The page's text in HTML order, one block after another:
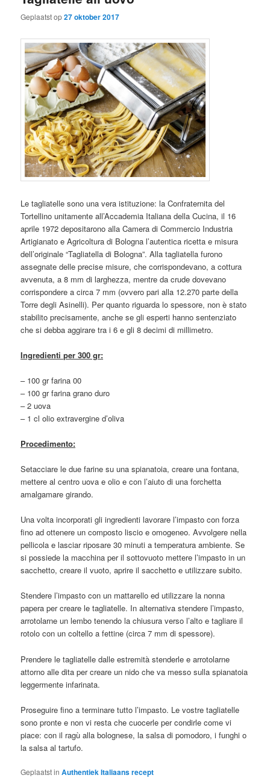
Geplaatst op27 oktober 2017
Le tagliatelle sono una vera istituzione: la Confraternita del
Tortellino unitamente all’Accademia Italiana della Cucina, il 16
aprile 1972 depositarono alla Camera di Commercio Industria
Artigianato e Agricoltura di Bologna l’autentica ricetta e misura
dell’originale “Tagliatella di Bologna”. Alla tagliatella furono
assegnate delle precise misure, che corrispondevano, a cottura
avvenuta, a 8 mm di larghezza, mentre da crude dovevano
corrispondere a circa 7 mm (ovvero pari alla 12.270 parte della
Torre degli Asinelli). Per quanto riguarda lo spessore, non è stato
stabilito precisamente, anche se gli esperti hanno sentenziato
che si debba aggirare tra i 6 e gli 8 decimi di millimetro.
Ingredienti per 300 gr:
– 100 gr farina 00
– 100 gr farina grano duro
– 2 uova
– 1 cl olio extravergine d’oliva
Procedimento:
Setacciare le due farine su una spianatoia, creare una fontana,
mettere al centro uova e olio e con l’aiuto di una forchetta
amalgamare girando.
Una volta incorporati gli ingredienti lavorare l’impasto con forza
fino ad ottenere un composto liscio e omogeneo. Avvolgere nella
pellicola e lasciar riposare 30 minuti a temperatura ambiente. Se
si possiede la macchina per il sottovuoto mettere l’impasto in un
sacchetto, creare il vuoto, aprire il sacchetto e utilizzare subito.
Stendere l’impasto con un mattarello ed utilizzare la nonna
papera per creare le tagliatelle. In alternativa stendere l’impasto,
arrotolarne un lembo tenendo la chiusura verso l’alto e tagliare il
rotolo con un coltello a fettine (circa 7 mm di spessore).
Prendere le tagliatelle dalle estremità stenderle e arrotolarne
attorno alle dita per creare un nido che va messo sulla spianatoia
leggermente infarinata.
Proseguire fino a terminare tutto l’impasto. Le vostre tagliatelle
sono pronte e non vi resta che cuocerle per condirle come vi
piace: con il ragù alla bolognese, la salsa di pomodoro, i funghi o
la salsa al tartufo.
Geplaatst in Authentiek Italiaans recept